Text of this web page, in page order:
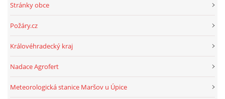
Stránky obce
Požáry.cz
Královéhradecký kraj
Nadace Agrofert
Meteorologická stanice Maršov u Úpice